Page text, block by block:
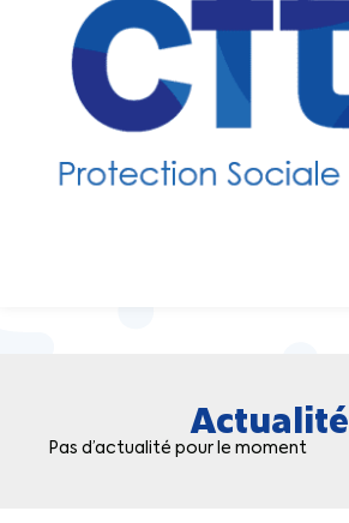
Actualité
Pas d’actualité pour le moment